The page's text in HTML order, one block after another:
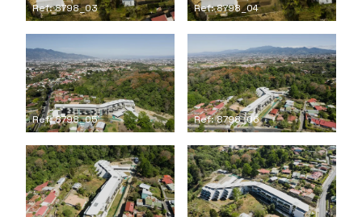
Ref: 8798_03 Ref: 8798_04
Ref: 8798_05 Ref: 8798_06